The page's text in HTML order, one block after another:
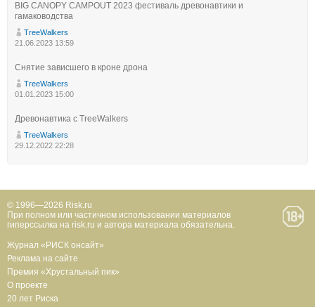
BIG CANOPY CAMPOUT 2023 фестиваль древонавтики и
гамаководства
TreeWalkers
21.06.2023 13:59
Снятие зависшего в кроне дрона
TreeWalkers
01.01.2023 15:00
Древонавтика с TreeWalkers
TreeWalkers
29.12.2022 22:28
© 1996—2026 Risk.ru
При полном или частичном использовании материалов
гиперссылка на risk.ru и автора материала обязательна.
Журнал «РИСК онсайт»
Реклама на сайте
Премия «Хрустальный пик»
О проекте
20 лет Риска